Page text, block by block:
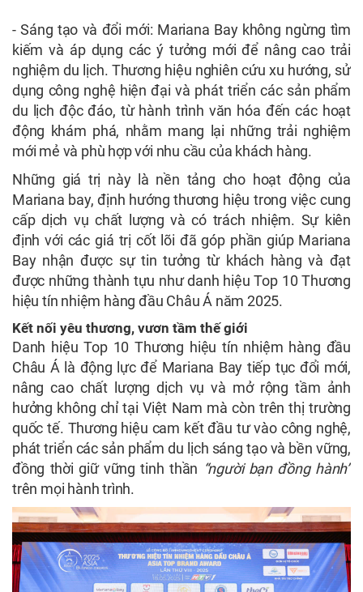
- Sáng tạo và đổi mới: Mariana Bay không ngừng tìm
kiếm và áp dụng các ý tưởng mới để nâng cao trải
nghiệm du lịch. Thương hiệu nghiên cứu xu hướng, sử
dụng công nghệ hiện đại và phát triển các sản phẩm
du lịch độc đáo, từ hành trình văn hóa đến các hoạt
động khám phá, nhằm mang lại những trải nghiệm
mới mẻ và phù hợp với nhu cầu của khách hàng.
Những giá trị này là nền tảng cho hoạt động của
Mariana bay, định hướng thương hiệu trong việc cung
cấp dịch vụ chất lượng và có trách nhiệm. Sự kiên
định với các giá trị cốt lõi đã góp phần giúp Mariana
Bay nhận được sự tin tưởng từ khách hàng và đạt
được những thành tựu như danh hiệu Top 10 Thương
hiệu tín nhiệm hàng đầu Châu Á năm 2025.
Kết nối yêu thương, vươn tầm thế giới
Danh hiệu Top 10 Thương hiệu tín nhiệm hàng đầu
Châu Á là động lực để Mariana Bay tiếp tục đổi mới,
nâng cao chất lượng dịch vụ và mở rộng tầm ảnh
hưởng không chỉ tại Việt Nam mà còn trên thị trường
quốc tế. Thương hiệu cam kết đầu tư vào công nghệ,
phát triển các sản phẩm du lịch sáng tạo và bền vững,
đồng thời giữ vững tinh thần “người bạn đồng hành”
trên mọi hành trình.